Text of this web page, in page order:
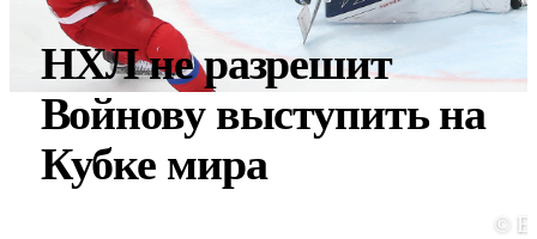
НХЛ не разрешит
Войнову выступить на
Кубке мира
©